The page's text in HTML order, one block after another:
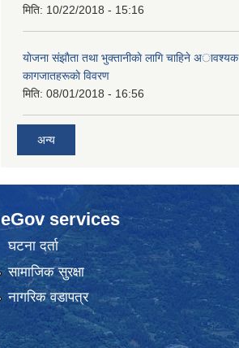
मिति: 10/22/2018 - 15:16
याेजना संझाैता तथा भुक्तानीकाे लागि चाहिने अावश्यक
कागजातहरूकाे विवरण
मिति: 08/01/2018 - 16:56
अन्य
eGov services
घटना दर्ता
सामाजिक सुरक्षा
नागरिक वडापत्र